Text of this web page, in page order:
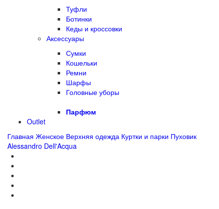
Туфли
Ботинки
Кеды и кроссовки
Аксессуары
Сумки
Кошельки
Ремни
Шарфы
Головные уборы
Парфюм
Outlet
Главная Женское Верхняя одежда Куртки и парки Пуховик
Alessandro Dell'Acqua